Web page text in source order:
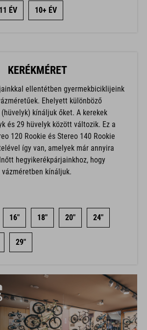
ÉV 10+ ÉV
KERÉKMÉRET
ellentétben gyermekbiciklijeink
Ehelyett különböző
kínáljuk őket. A kerekek
és 29 hüvelyk között változik. Ez a
120 Rookie és Stereo 140 Rookie
így van, amelyek már annyira
hegyikerékpárjainkhoz, hogy
kínáljuk.
16" 18" 20" 24"
29"